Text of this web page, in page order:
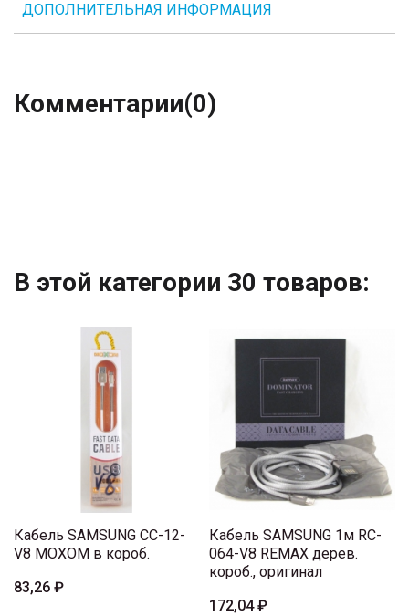
ДОПОЛНИТЕЛЬНАЯ ИНФОРМАЦИЯ
Комментарии(0)
В этой категории 30 товаров:
Кабель SAMSUNG CC-12-
V8 MOXOM в короб.
83,26 ₽
Кабель SAMSUNG 1м RC-
064-V8 REMAX дерев.
короб., оригинал
172,04 ₽